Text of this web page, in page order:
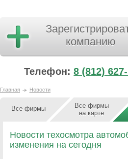
компанию
Телефон: 8 (812)
Главная Новости
Все фирмы
Все фирмы
на карте
Новости техосмотра
изменения на сегодня